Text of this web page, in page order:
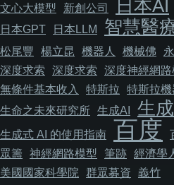
文心大模型
新創公司 日本AI
日本GPT 日本LLM 智慧醫
松尾豐
楊立昆 機器人 機械佛
深度求索 深度求索 深度神經網路
無條件基本收入
特斯拉 特斯拉機
生命之未來研究所 生成AI 生
生成式 AI 的使用指南 百度
眾籌
神經網路模型 筆跡 經濟學
美國國家科學院
群眾募資
義竹